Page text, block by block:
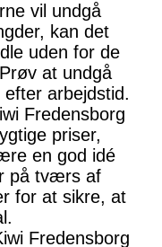
vil undgå
kan det
uden for de
at undgå
arbejdstid.
Fredensborg
priser,
en god idé
på tværs af
for at sikre, at
Fredensborg